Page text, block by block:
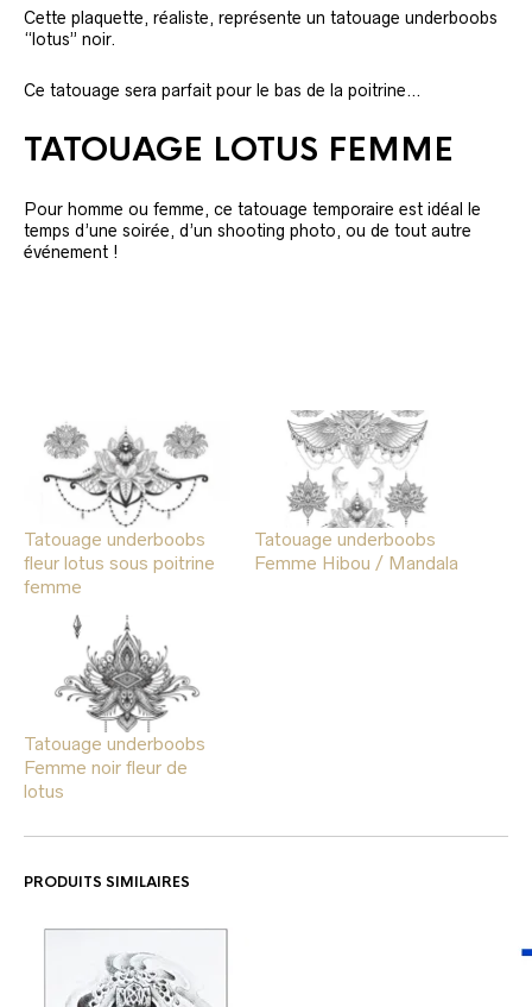
Cette plaquette, réaliste, représente un tatouage underboobs
“lotus” noir.
Ce tatouage sera parfait pour le bas de la poitrine…
TATOUAGE LOTUS FEMME
Pour homme ou femme, ce tatouage temporaire est idéal le
temps d’une soirée, d’un shooting photo, ou de tout autre
événement !
Tatouage underboobs
fleur lotus sous poitrine
femme
Tatouage underboobs
Femme Hibou / Mandala
Tatouage underboobs
Femme noir fleur de
lotus
PRODUITS SIMILAIRES